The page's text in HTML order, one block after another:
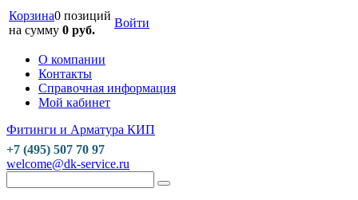
Корзина0 позиций
на сумму 0 руб.
Войти
О компании
Контакты
Справочная информация
Мой кабинет
Фитинги и Арматура КИП
+7 (495) 507 70 97
welcome@dk-service.ru